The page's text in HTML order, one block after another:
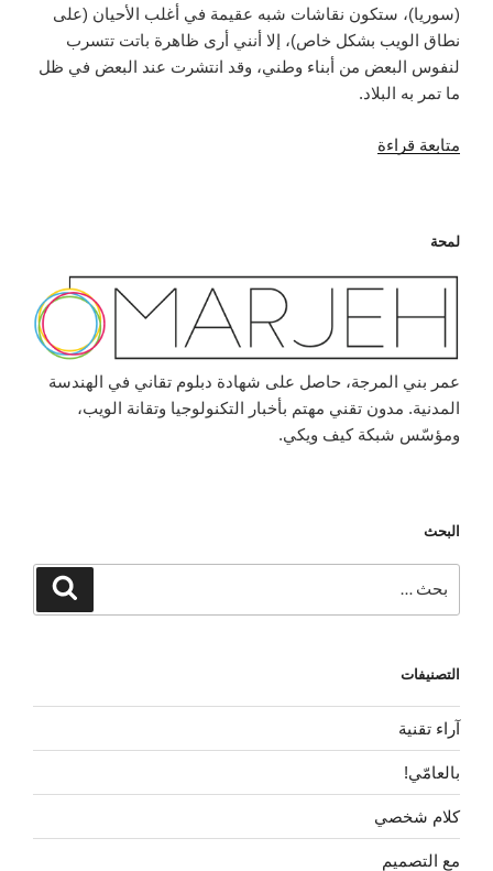
(سوريا)، ستكون نقاشات شبه عقيمة في أغلب الأحيان (على
نطاق الويب بشكل خاص)، إلا أنني أرى ظاهرة باتت تتسرب
لنفوس البعض من أبناء وطني، وقد انتشرت عند البعض في ظل
ما تمر به البلاد.
متابعة قراءة
السّورية!”
لمحة
عمر بني المرجة، حاصل على شهادة دبلوم تقاني في الهندسة
المدنية. مدون تقني مهتم بأخبار التكنولوجيا وتقانة الويب،
ومؤسّس شبكة كيف ويكي.
البحث
عن:
بحث
التصنيفات
آراء تقنية
بالعامّي!
كلام شخصي
مع التصميم